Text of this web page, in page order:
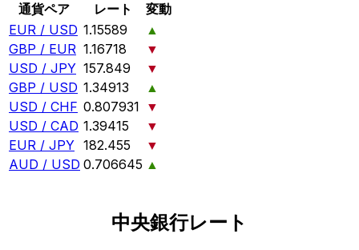
通貨ペア レート
変動
EUR / USD 1.15589
▲
GBP / EUR 1.16718
▼
USD / JPY 157.849
▼
GBP / USD 1.34913
▲
USD / CHF 0.807931 ▼
USD / CAD 1.39415
▼
EUR / JPY 182.455
▼
AUD / USD 0.706645 ▲
中央銀行レート